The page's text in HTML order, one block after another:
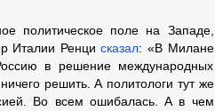
политическое поле на Западе,
Италии Ренцисказал: «В Милане
в решение международных
решить. А политологи тут же
Во всем ошибалась. А в чем